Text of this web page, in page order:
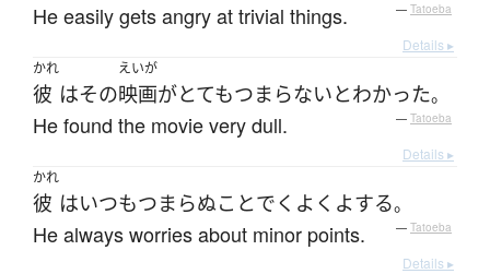
He easily gets angry at trivial things. — Tatoeba
Details ▸
かれ
彼 はその
えいが
映画がとてもつまらないとわかった。
He found the movie very dull. — Tatoeba
Details ▸
かれ
彼 はいつもつまらぬことでくよくよする。
He always worries about minor points. — Tatoeba
Details ▸